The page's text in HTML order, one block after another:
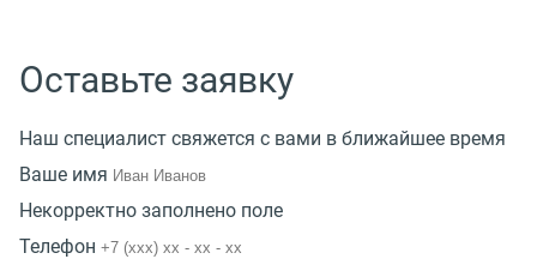
Оставьте заявку
Наш специалист свяжется с вами в ближайшее время
Ваше имя
Некорректно заполнено поле
Телефон